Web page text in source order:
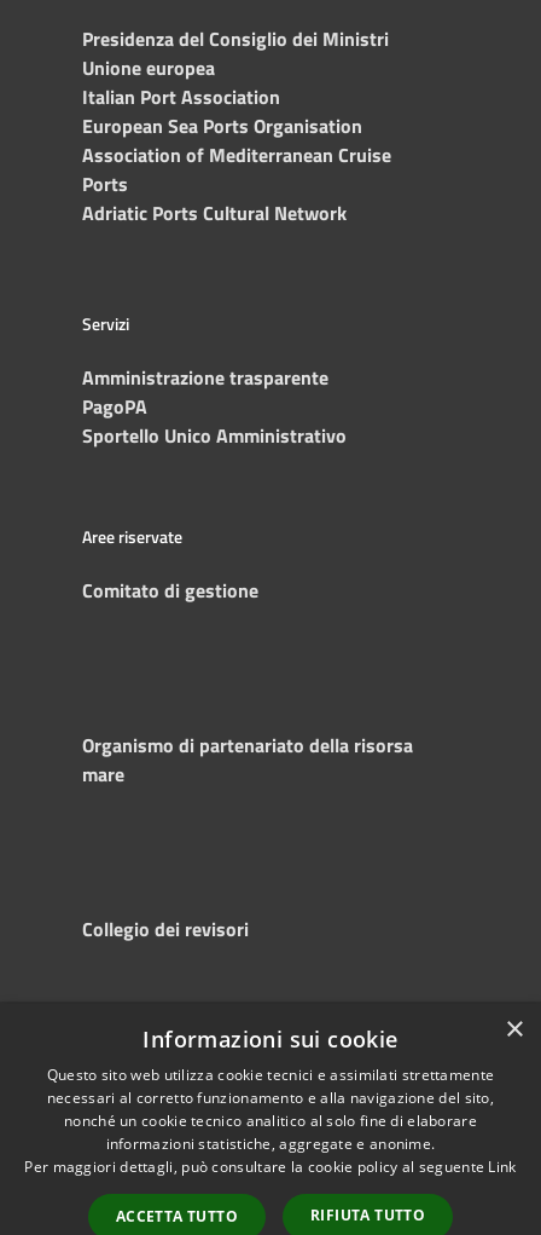
Presidenza del Consiglio dei Ministri
Unione europea
Italian Port Association
European Sea Ports Organisation
Association of Mediterranean Cruise
Ports
Adriatic Ports Cultural Network
Servizi
Amministrazione trasparente
PagoPA
Sportello Unico Amministrativo
Aree riservate
Comitato di gestione
Organismo di partenariato della risorsa
mare
Collegio dei revisori
Accessibility
Privacy
Cookie
Sitemap
Copyright © 2025
Autorità di
Sistema Portuale
del Mare Adriatico
Centrale
Powered by
Municipium
×
Informazioni sui cookie
Questo sito web utilizza cookie tecnici e assimilati strettamente
necessari al corretto funzionamento e alla navigazione del sito,
nonché un cookie tecnico analitico al solo fine di elaborare
informazioni statistiche, aggregate e anonime.
Per maggiori dettagli, può consultare la cookie policy al seguente Link
ACCETTA TUTTO RIFIUTA TUTTO